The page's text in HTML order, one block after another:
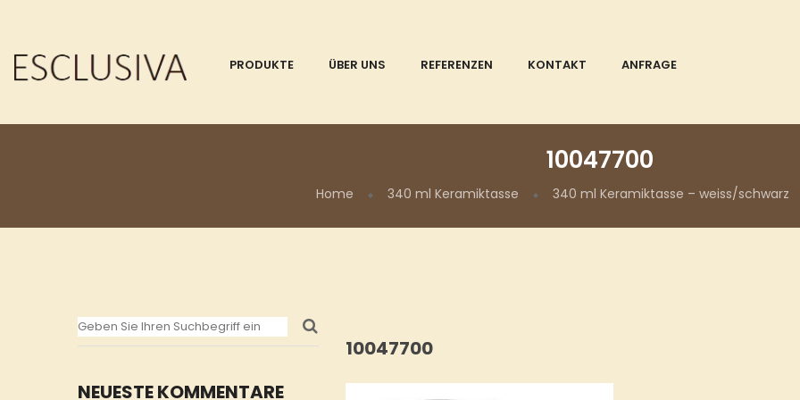
PRODUKTE ÜBER UNS REFERENZEN KONTAKT ANFRAGE
10047700
Home 340 ml Keramiktasse 340 ml Keramiktasse – weiss/schwarz
NEUESTE KOMMENTARE
10047700